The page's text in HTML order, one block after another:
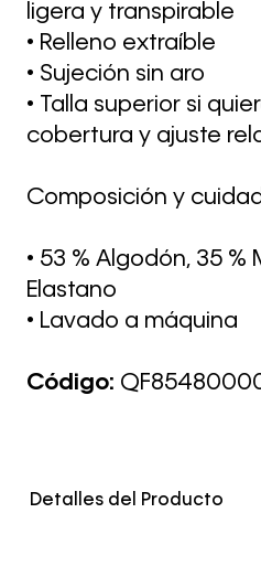
ligera y transpirable
• Relleno extraíble
• Sujeción sin aro
• Talla superior si
cobertura y ajuste
Composición y
• 53 % Algodón, 35 %
Elastano
• Lavado a máquina
Código:
Detalles del Producto